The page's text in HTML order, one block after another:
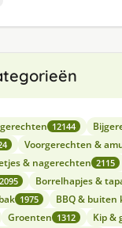
12144
Voorgerechten &
& nagerechten 2115
2095 Borrelhapjes &
1975 BBQ & buiten
Groenten 1312 Kip &